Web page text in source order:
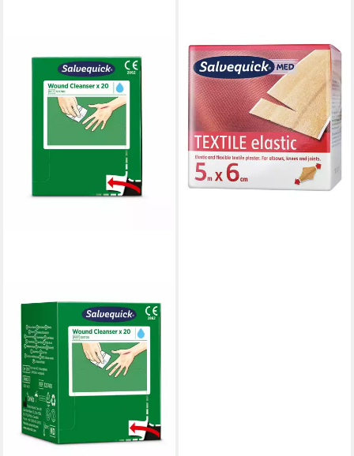
SALVEQUICK®
Wundpflaster, Textiles
Pflaster 6 cm x 5
26,75 €
lieferbar - in 4-5 Werktagen bei dir